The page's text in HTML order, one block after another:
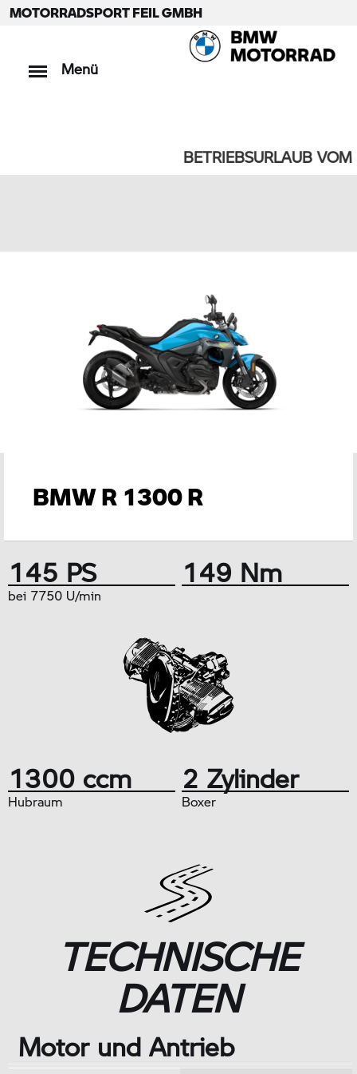
MOTORRADSPORT FEIL GMBH
Menü
BETRIEBSURLAUB VOM
BMW R 1300 R
145 PS
bei 7750 U/min
149 Nm
1300 ccm
Hubraum
2 Zylinder
Boxer
TECHNISCHE
DATEN
Motor und Antrieb